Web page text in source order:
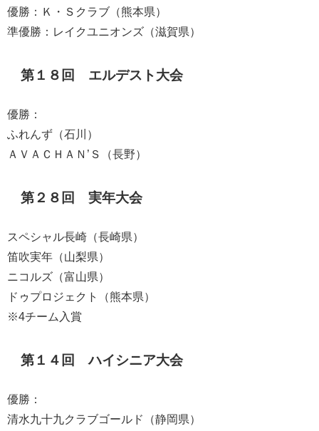
優勝：Ｋ・Ｓクラブ（熊本県）
準優勝：レイクユニオンズ（滋賀県）
第１８回 エルデスト大会
優勝：
ふれんず（石川）
ＡＶＡＣＨＡＮ’Ｓ（長野）
第２８回 実年大会
スペシャル長崎（長崎県）
笛吹実年（山梨県）
ニコルズ（富山県）
ドゥプロジェクト（熊本県）
※4チーム入賞
第１４回 ハイシニア大会
優勝：
清水九十九クラブゴールド（静岡県）